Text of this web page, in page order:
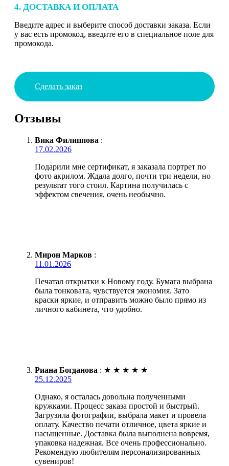
4. ДОСТАВКА И ОПЛАТА
Введите адрес и выберите способ доставки заказа. Если
у вас есть промокод, введите его в специальное поле для
промокода.
Сделать заказ
Отзывы
Вика Филиппова :
17.02.2026
Подарили мне сертификат, я заказала портрет по
фото акрилом. Ждала долго, почти три недели, но
результат того стоил. Картина получилась с
эффектом свечения, очень необычно.
Мирон Марков :
11.01.2026
Печатал открытки к Новому году. Бумага выбрана
была тонковата, чувствуется экономия. Зато
краски яркие, и отправить можно было прямо из
личного кабинета, что удобно.
Риана Богданова : ★ ★ ★ ★ ★
25.12.2025
Однако, я осталась довольна полученными
кружками. Процесс заказа простой и быстрый.
Загрузила фотографии, выбрала макет и провела
оплату. Качество печати отличное, цвета яркие и
насыщенные. Доставка была выполнена вовремя,
упаковка надежная. Все очень профессионально.
Рекомендую любителям персонализированных
сувениров!